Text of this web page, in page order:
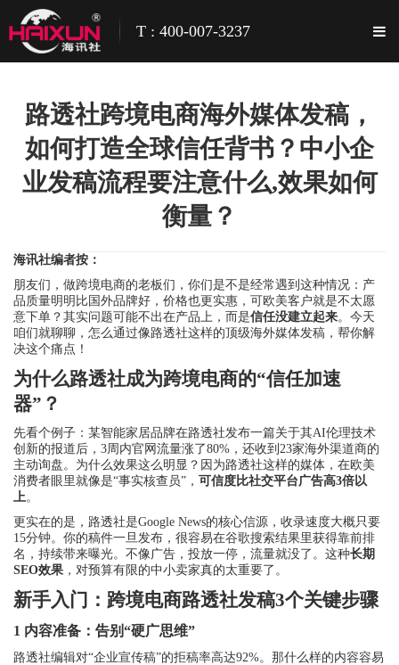
T : 400-007-3237
路透社跨境电商海外媒体发稿，
如何打造全球信任背书？中小企
业发稿流程要注意什么,效果如何
衡量？
海讯社编者按：
朋友们，做跨境电商的老板们，你们是不是经常遇到这种情况：产
品质量明明比国外品牌好，价格也更实惠，可欧美客户就是不太愿
意下单？其实问题可能不出在产品上，而是信任没建立起来。今天
咱们就聊聊，怎么通过像路透社这样的顶级海外媒体发稿，帮你解
决这个痛点！
为什么路透社成为跨境电商的“信任加速
器”？
先看个例子：某智能家居品牌在路透社发布一篇关于其AI伦理技术
创新的报道后，3周内官网流量涨了80%，还收到23家海外渠道商的
主动询盘。为什么效果这么明显？因为路透社这样的媒体，在欧美
消费者眼里就像是“事实核查员”， 可信度比社交平台广告高3倍以
上。
更实在的是，路透社是Google News的核心信源，收录速度大概只要
15分钟。你的稿件一旦发布，很容易在谷歌搜索结果里获得靠前排
名，持续带来曝光。不像广告，投放一停，流量就没了。这种长期
SEO效果 ，对预算有限的中小卖家真的太重要了。
新手入门：跨境电商路透社发稿3个关键步骤
1 内容准备：告别“硬广思维”
路透社编辑对“企业宣传稿”的拒稿率高达92%。那什么样的内容容易